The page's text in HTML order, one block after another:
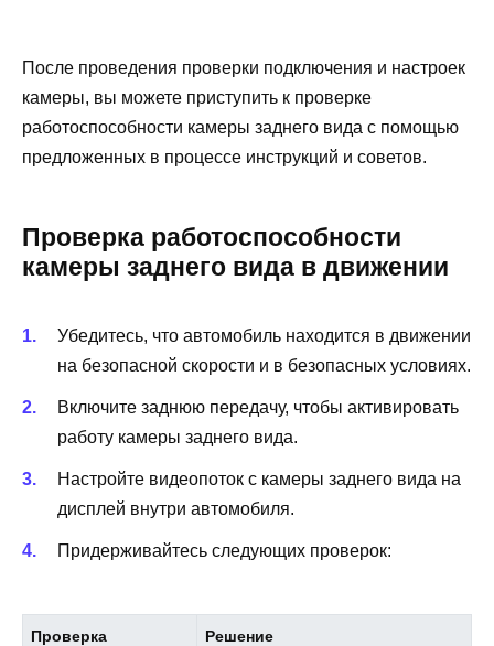
После проведения проверки подключения и настроек
камеры, вы можете приступить к проверке
работоспособности камеры заднего вида с помощью
предложенных в процессе инструкций и советов.
Проверка работоспособности
камеры заднего вида в движении
Убедитесь, что автомобиль находится в движении
на безопасной скорости и в безопасных условиях.
Включите заднюю передачу, чтобы активировать
работу камеры заднего вида.
Настройте видеопоток с камеры заднего вида на
дисплей внутри автомобиля.
Придерживайтесь следующих проверок:
Проверка Решение